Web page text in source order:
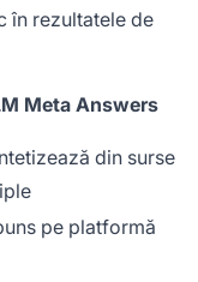
în rezultatele de
Meta Answers
din surse
pe platformă